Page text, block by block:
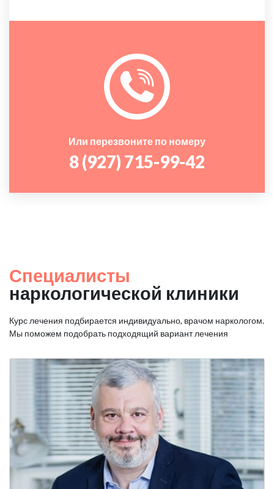
Или перезвоните по номеру
8 (927) 715-99-42
Специалисты
наркологической клиники
Курс лечения подбирается индивидуально, врачом наркологом.
Мы поможем подобрать подходящий вариант лечения